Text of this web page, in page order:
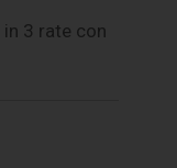
3 rate con